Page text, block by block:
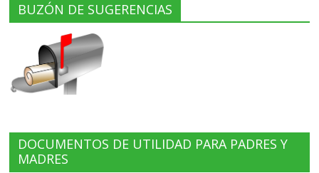
BUZÓN DE SUGERENCIAS
DOCUMENTOS DE UTILIDAD PARA PADRES Y
MADRES